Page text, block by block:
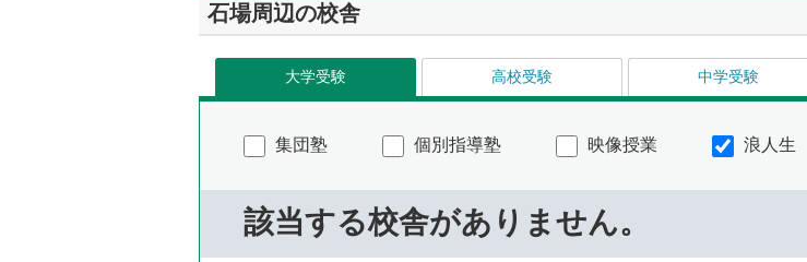
石場周辺の校舎
大学受験 高校受験 中学受験
集団塾 個別指導塾 映像授業 浪人生
該当する校舎がありません。